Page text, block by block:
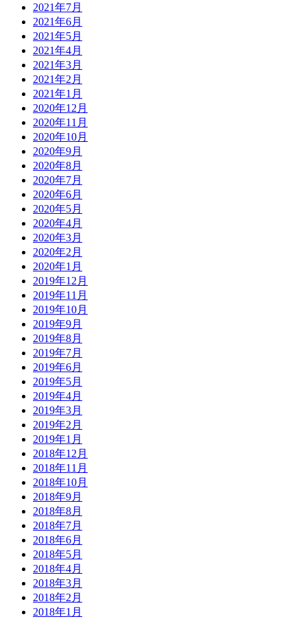
2021年7月
2021年6月
2021年5月
2021年4月
2021年3月
2021年2月
2021年1月
2020年12月
2020年11月
2020年10月
2020年9月
2020年8月
2020年7月
2020年6月
2020年5月
2020年4月
2020年3月
2020年2月
2020年1月
2019年12月
2019年11月
2019年10月
2019年9月
2019年8月
2019年7月
2019年6月
2019年5月
2019年4月
2019年3月
2019年2月
2019年1月
2018年12月
2018年11月
2018年10月
2018年9月
2018年8月
2018年7月
2018年6月
2018年5月
2018年4月
2018年3月
2018年2月
2018年1月